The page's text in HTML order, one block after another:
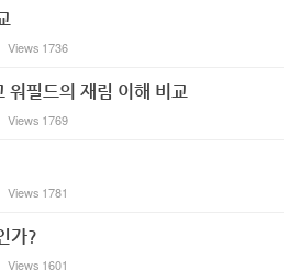
Views 1736
워필드의 재림 이해 비교
Views 1769
Views 1781
가?
Views 1601